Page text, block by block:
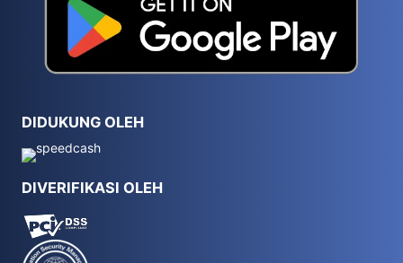
DIDUKUNG OLEH
DIVERIFIKASI OLEH